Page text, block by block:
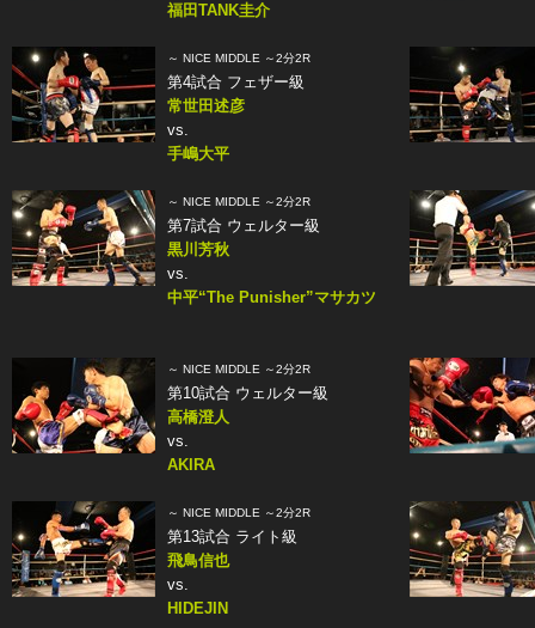
福田TANK圭介
～ NICE MIDDLE ～2分2R
第4試合 フェザー級
常世田述彦
vs.
手嶋大平
～ NICE MIDDLE ～2分2R
第7試合 ウェルター級
黒川芳秋
vs.
中平“The Punisher”マサカツ
～ NICE MIDDLE ～2分2R
第10試合 ウェルター級
高橋澄人
vs.
AKIRA
～ NICE MIDDLE ～2分2R
第13試合 ライト級
飛鳥信也
vs.
HIDEJIN